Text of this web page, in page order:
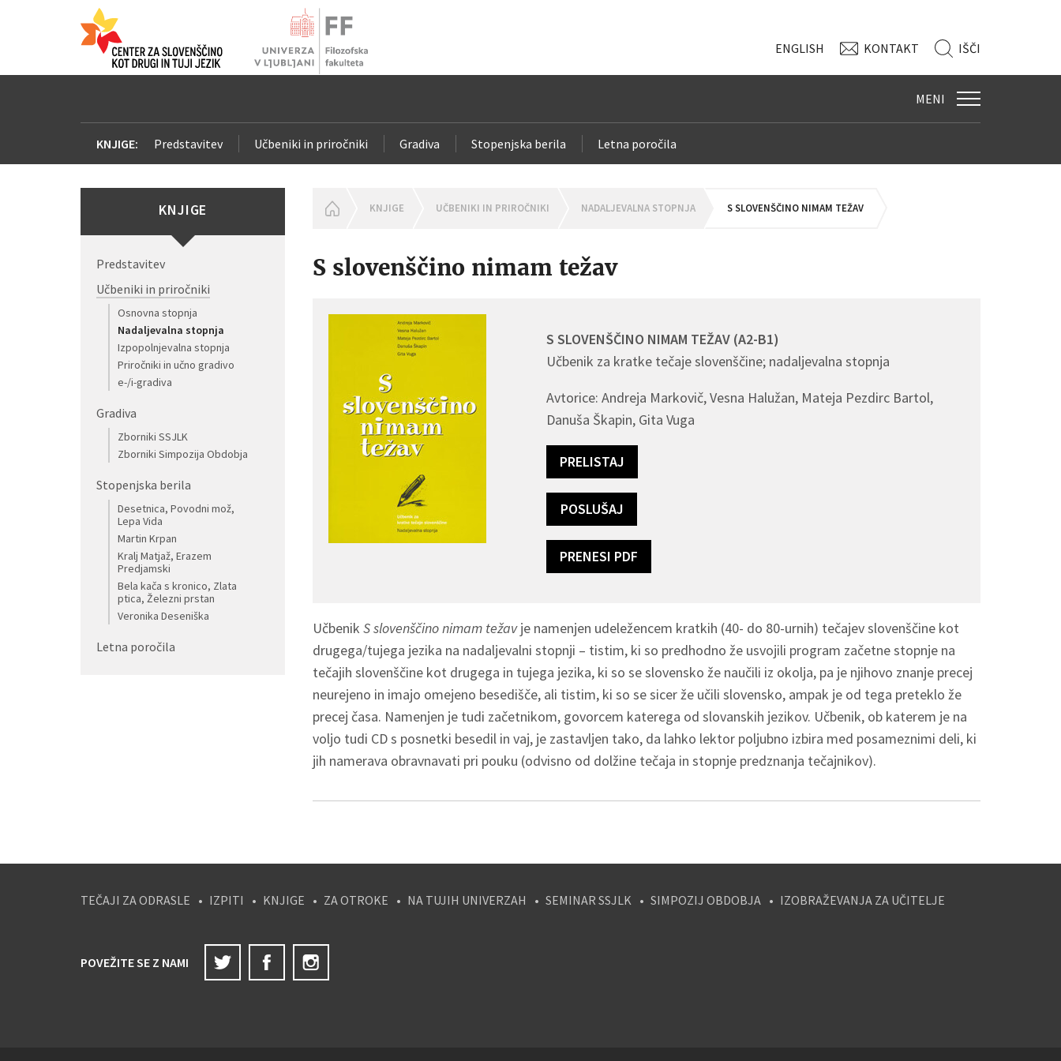
ENGLISH KONTAKT IŠČI
MENI
KNJIGE: Predstavitev Učbeniki in priročniki Gradiva Stopenjska berila Letna poročila
KNJIGE
Predstavitev
Učbeniki in priročniki
Osnovna stopnja
Nadaljevalna stopnja
Izpopolnjevalna stopnja
Priročniki in učno gradivo
e-/i-gradiva
Gradiva
Zborniki SSJLK
Zborniki Simpozija Obdobja
Stopenjska berila
Desetnica, Povodni mož,
Lepa Vida
Martin Krpan
Kralj Matjaž, Erazem
Predjamski
Bela kača s kronico, Zlata
ptica, Železni prstan
Veronika Deseniška
Letna poročila
HOMEPAGE
KNJIGE UČBENIKI IN PRIROČNIKI NADALJEVALNA STOPNJA S SLOVENŠČINO NIMAM TEŽAV
S slovenščino nimam težav
S SLOVENŠČINO NIMAM TEŽAV (A2-B1)
Učbenik za kratke tečaje slovenščine; nadaljevalna stopnja
Avtorice: Andreja Markovič, Vesna Halužan, Mateja Pezdirc Bartol,
Danuša Škapin, Gita Vuga
PRELISTAJ
POSLUŠAJ
PRENESI PDF
Učbenik S slovenščino nimam težavje namenjen udeležencem kratkih (40- do 80-urnih) tečajev slovenščine kot
drugega/tujega jezika na nadaljevalni stopnji – tistim, ki so predhodno že usvojili program začetne stopnje na
tečajih slovenščine kot drugega in tujega jezika, ki so se slovensko že naučili iz okolja, pa je njihovo znanje precej
neurejeno in imajo omejeno besedišče, ali tistim, ki so se sicer že učili slovensko, ampak je od tega preteklo že
precej časa. Namenjen je tudi začetnikom, govorcem katerega od slovanskih jezikov. Učbenik, ob katerem je na
voljo tudi CD s posnetki besedil in vaj, je zastavljen tako, da lahko lektor poljubno izbira med posameznimi deli, ki
jih namerava obravnavati pri pouku (odvisno od dolžine tečaja in stopnje predznanja tečajnikov).
TEČAJI ZA ODRASLE IZPITI KNJIGE ZA OTROKE NA TUJIH UNIVERZAH SEMINAR SSJLK SIMPOZIJ OBDOBJA IZOBRAŽEVANJA ZA UČITELJE
POVEŽITE SE Z NAMI
Twitter Facebook